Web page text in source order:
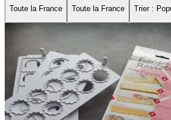
Toute la France Toute la France Trier :